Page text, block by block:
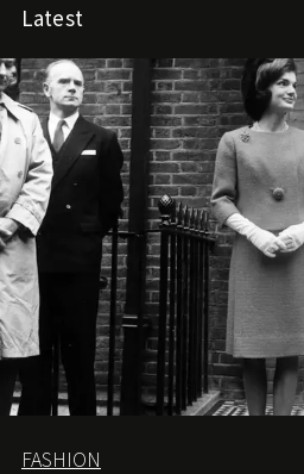
Latest
FASHION